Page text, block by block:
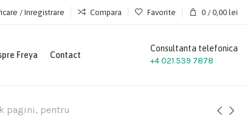
/ Inregistrare Compara Favorite 0 / 0,00 lei
Freya Contact
Consultanta telefonica
+4 021 539 7878
pagini, pentru